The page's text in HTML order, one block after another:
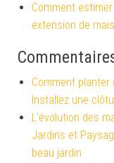
Comment
extension de
Comment planter
Installez une
L'évolution des
Jardins et
beau jardin